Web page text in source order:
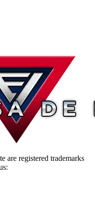
are registered trademarks